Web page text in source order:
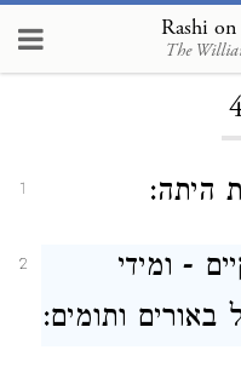
Rashi
The
1 היתה:
2
- ומידי
באורים ותומים: